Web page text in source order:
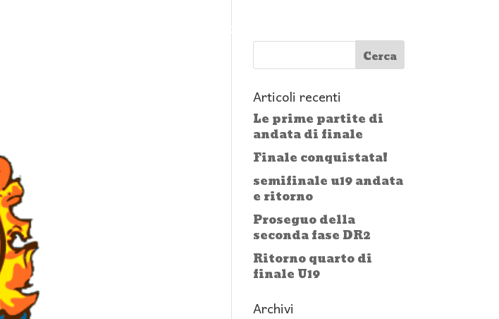
Squadre
Articoli recenti
Le prime partite di
andata di finale
Finale conquistata!
semifinale u19 andata
e ritorno
Proseguo della
seconda fase DR2
Ritorno quarto di
finale U19
Archivi